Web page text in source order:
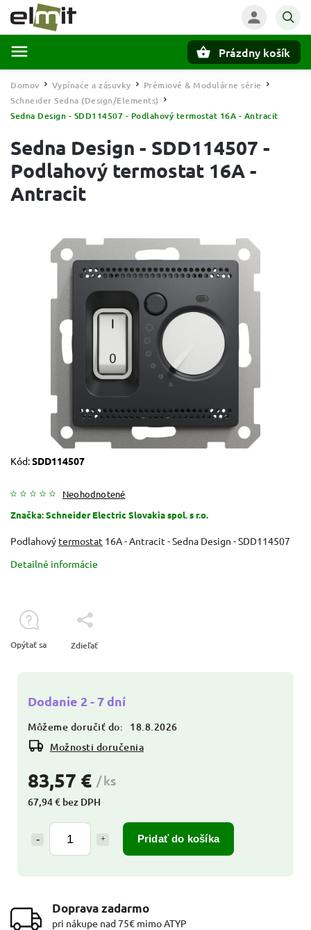
Prázdny košík
Domov / Vypínače a zásuvky / Prémiové & Modulárne série /
Schneider Sedna (Design/Elements) /
Sedna Design - SDD114507 - Podlahový termostat 16A - Antracit
Sedna Design - SDD114507 -
Podlahový termostat 16A -
Antracit
Kód:SDD114507
Neohodnotené
Značka:Schneider Electric Slovakia spol. s r.o.
83,57 € / ks
67,94 € bez DPH
Pridať do košíka
Dodanie 2 - 7 dní
Môžeme doručiť do:
18.8.2026
Možnosti doručenia
Podlahový termostat 16A - Antracit - Sedna Design - SDD114507
Detailné informácie
Opýtať sa Zdieľať
Doprava zadarmo
pri nákupe nad 75€ mimo ATYP